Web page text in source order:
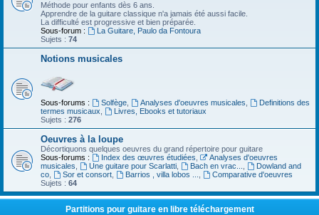
Méthode pour enfants dès 6 ans.
Apprendre de la guitare classique n'a jamais été aussi facile.
La difficulté est progressive et bien préparée.
Sous-forum :
La Guitare, Paulo da Fontoura
Sujets : 74
Notions musicales
Sous-forums : Solfège, Analyses d'oeuvres musicales
Definitions des
termes musicaux
Livres, Ebooks et tutoriaux
Sujets : 276
Oeuvres à la loupe
Décortiquons quelques oeuvres du grand répertoire pour guitare
Sous-forums :
Index des œuvres étudiées
Analyses d'oeuvres
musicales
Une guitare pour Scarlatti, Bach en vrac...
Dowland and
co
Sor et consort, Barrios , villa lobos ...
Comparative d'oeuvres
Sujets : 64
Partitions pour guitare en libre téléchargement